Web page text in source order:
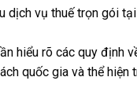
dịch vụ thuế trọn gói
hiểu rõ các quy định
quốc gia và thể hiện